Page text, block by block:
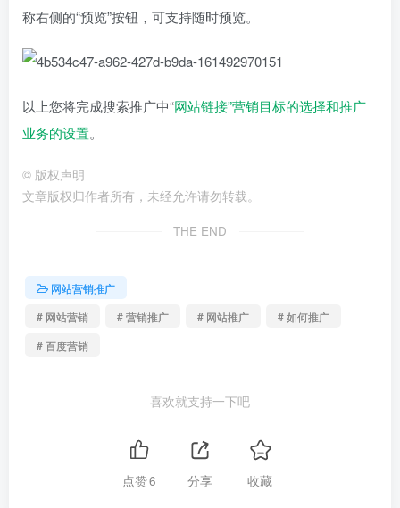
称右侧的“预览”按钮，可支持随时预览。
以上您将完成搜索推广中“网站链接”营销目标的选择和推广
业务的设置。
© 版权声明
文章版权归作者所有，未经允许请勿转载。
THE END
网站营销推广
# 网站营销
# 营销推广 # 网站推广
# 如何推广
# 百度营销
喜欢就支持一下吧
点赞6 分享 收藏